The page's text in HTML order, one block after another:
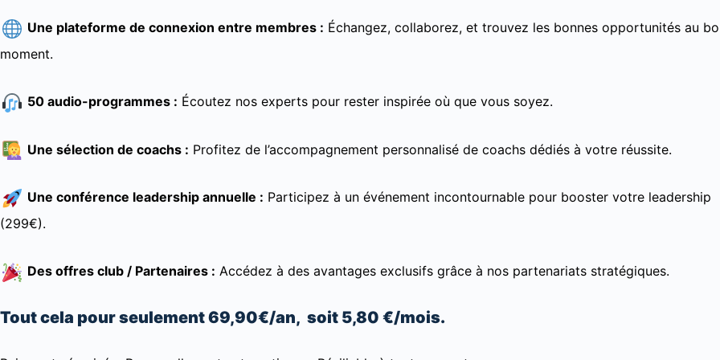
Une plateforme de connexion entre membres : Échangez, collaborez, et trouvez les bonnes opportunités au
moment.
50 audio-programmes : Écoutez nos experts pour rester inspirée où que vous soyez.
Une sélection de coachs : Profitez de l’accompagnement personnalisé de coachs dédiés à votre réussite.
Une conférence leadership annuelle : Participez à un événement incontournable pour booster votre leadership
(299€).
Des offres club / Partenaires : Accédez à des avantages exclusifs grâce à nos partenariats stratégiques.
Tout cela pour seulement 69,90€/an, soit 5,80 €/mois.